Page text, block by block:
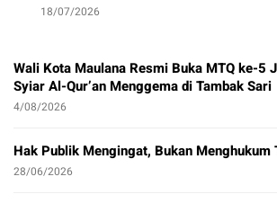
18/07/2026
Wali Kota Maulana Resmi Buka MTQ ke-5
Syiar Al-Qur’an Menggema di Tambak Sari
4/08/2026
Hak Publik Mengingat, Bukan Menghukum
28/06/2026